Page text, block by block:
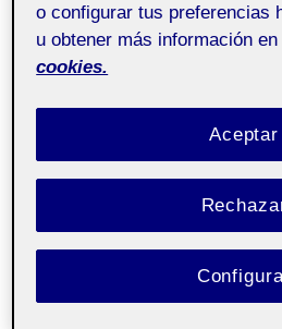
o configurar tus preferencias
u obtener más información
cookies.
Aceptar